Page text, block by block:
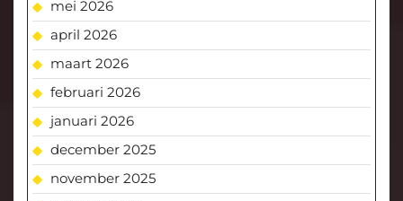
mei 2026
april 2026
maart 2026
februari 2026
januari 2026
december 2025
november 2025